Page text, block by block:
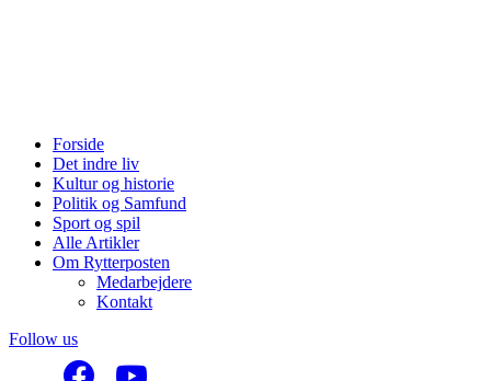
Forside
Det indre liv
Kultur og historie
Politik og Samfund
Sport og spil
Alle Artikler
Om Rytterposten
Medarbejdere
Kontakt
Follow us